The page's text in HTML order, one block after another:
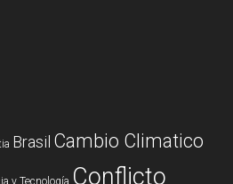
Brasil Cambio Climatico
y Tecnología Conflicto